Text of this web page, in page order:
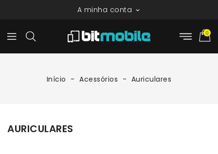
A minha conta 
0
Início Acessórios Auriculares
AURICULARES